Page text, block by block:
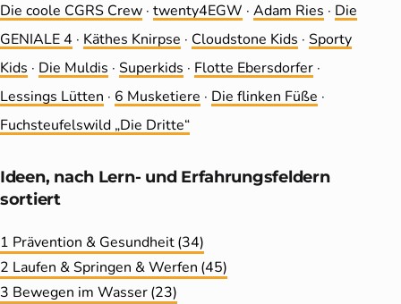
Die coole CGRS Crew · twenty4EGW · Adam Ries · Die
GENIALE 4 · Käthes Knirpse · Cloudstone Kids · Sporty
Kids · Die Muldis · Superkids · Flotte Ebersdorfer ·
Lessings Lütten · 6 Musketiere · Die flinken Füße ·
Fuchsteufelswild „Die Dritte“
Ideen, nach Lern- und Erfahrungs­feldern
sortiert
1 Prävention & Gesundheit(34)
2 Laufen & Springen & Werfen (45)
3 Bewegen im Wasser(23)